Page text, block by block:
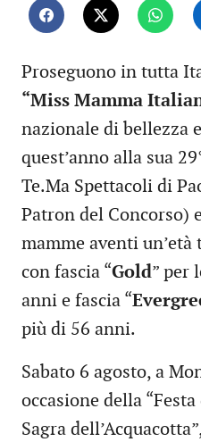
Proseguono in tutta
“Miss Mamma
nazionale di bellezza
quest’anno alla sua
Te.Ma Spettacoli di
Patron del Concorso)
mamme aventi
con fascia “Gold” per
anni e fascia “
più di 56 anni.
Sabato 6 agosto, a
occasione della
Sagra